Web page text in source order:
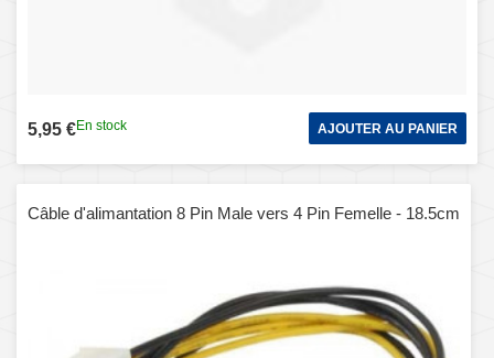
5,95 €En stock AJOUTER AU PANIER
Câble d'alimantation 8 Pin Male vers 4 Pin Femelle - 18.5cm